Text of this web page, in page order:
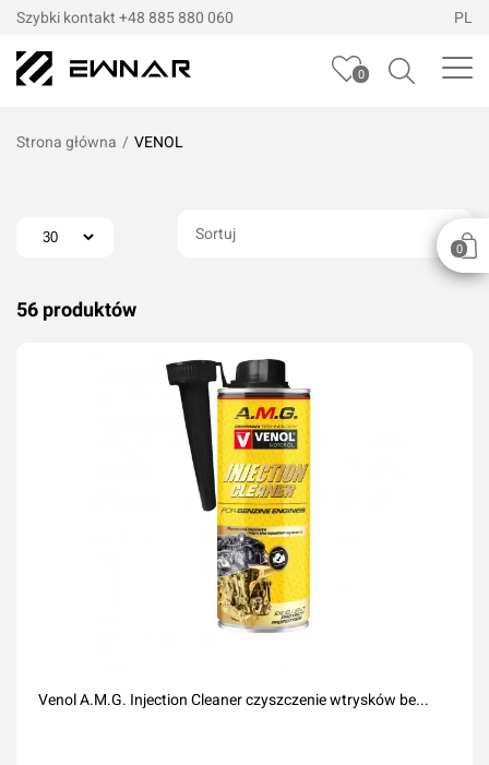
Szybki kontakt +48 885 880 060 PL
0
0
Strona główna / VENOL
56 produktów
Sortuj
Venol A.M.G. Injection Cleaner czyszczenie wtrysków be...